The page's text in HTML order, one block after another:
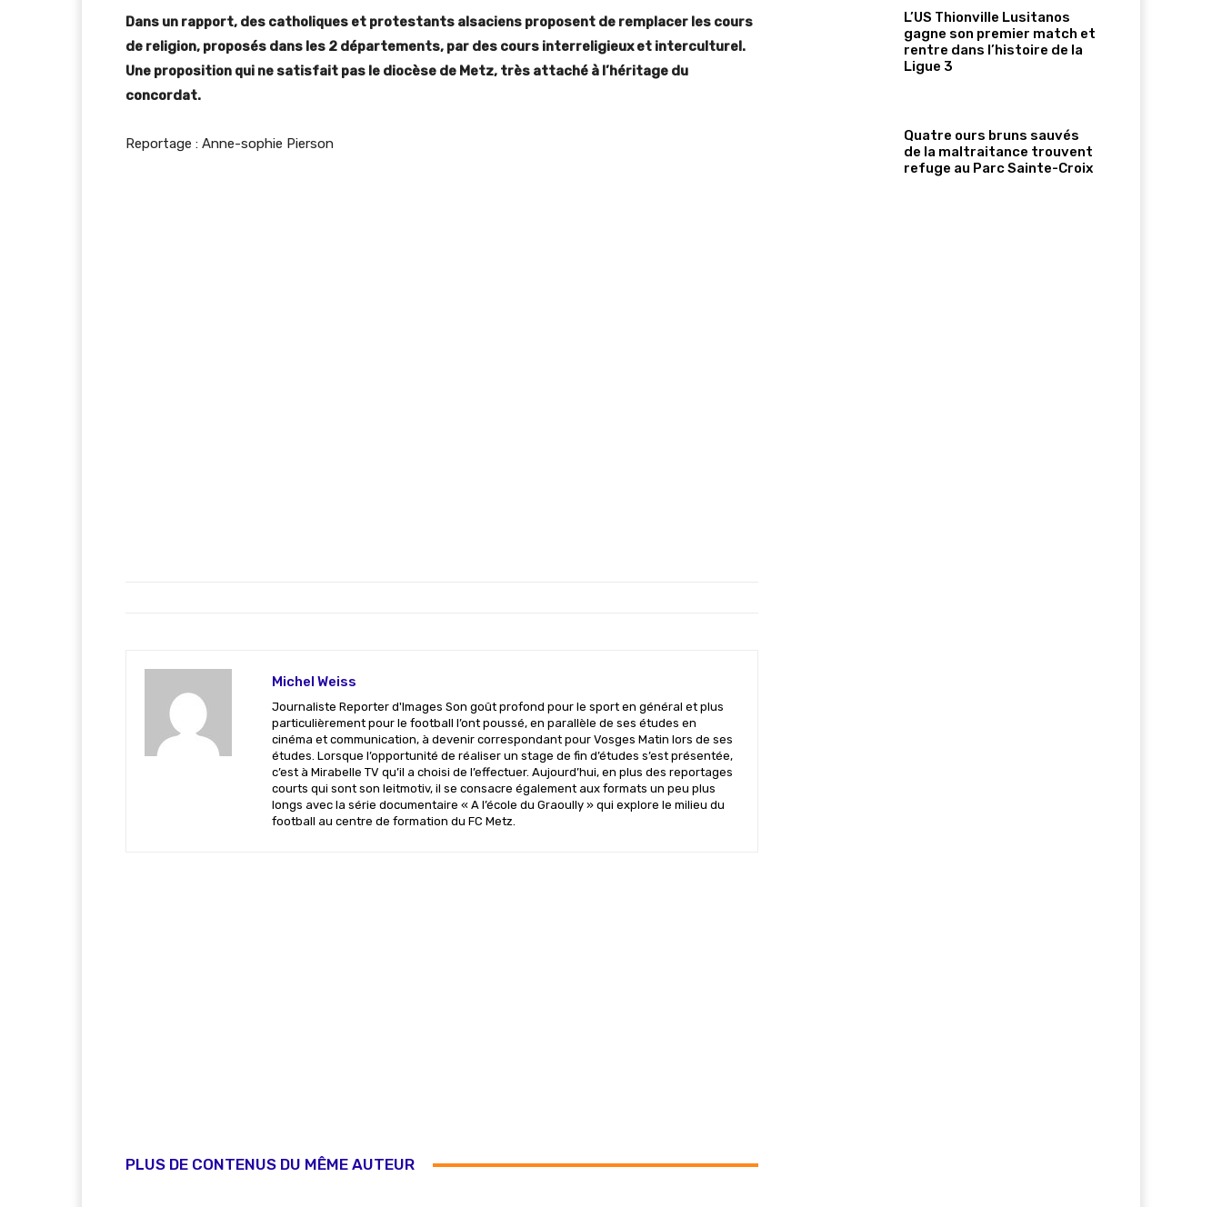
Dans un rapport, des catholiques et protestants alsaciens proposent de remplacer les cours
de religion, proposés dans les 2 départements, par des cours interreligieux et interculturel.
Une proposition qui ne satisfait pas le diocèse de Metz, très attaché à l’héritage du
concordat.
Reportage : Anne-sophie Pierson
Michel Weiss
Journaliste Reporter d'Images Son goût profond pour le sport en général et plus
particulièrement pour le football l’ont poussé, en parallèle de ses études en
cinéma et communication, à devenir correspondant pour Vosges Matin lors de ses
études. Lorsque l’opportunité de réaliser un stage de fin d’études s’est présentée,
c’est à Mirabelle TV qu’il a choisi de l’effectuer. Aujourd’hui, en plus des reportages
courts qui sont son leitmotiv, il se consacre également aux formats un peu plus
longs avec la série documentaire « A l’école du Graoully » qui explore le milieu du
football au centre de formation du FC Metz.
PLUS DE CONTENUS DU MÊME AUTEUR
L’US Thionville Lusitanos
gagne son premier match et
rentre dans l’histoire de la
Ligue 3
Quatre ours bruns sauvés
de la maltraitance trouvent
refuge au Parc Sainte-Croix